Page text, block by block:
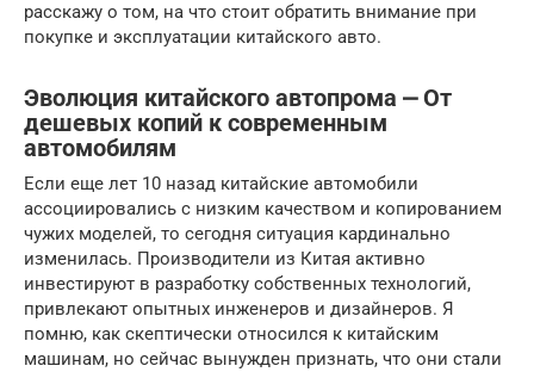
расскажу о том, на что стоит обратить внимание при
покупке и эксплуатации китайского авто.
Эволюция китайского автопрома ⎼ От
дешевых копий к современным
автомобилям
Если еще лет 10 назад китайские автомобили
ассоциировались с низким качеством и копированием
чужих моделей, то сегодня ситуация кардинально
изменилась. Производители из Китая активно
инвестируют в разработку собственных технологий,
привлекают опытных инженеров и дизайнеров. Я
помню, как скептически относился к китайским
машинам, но сейчас вынужден признать, что они стали